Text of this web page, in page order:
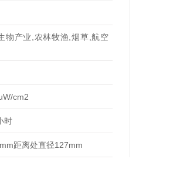
物产业,农林牧渔,烟草,航空
cm2
时
距离处直径127mm